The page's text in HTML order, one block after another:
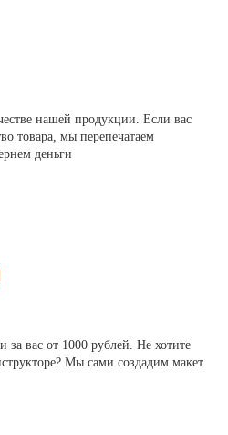
нашей продукции. Если вас
товара, мы перепечатаем
деньги
за вас от 1000 рублей. Не хотите
Мы сами создадим макет